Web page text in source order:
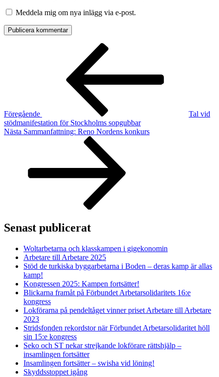
Meddela mig om nya inlägg via e-post.
Inläggsnavigering
Föregående
Tal vid
stödmanifestation för Stockholms sopgubbar
Nästa
Nästa Sammanfattning: Reno Nordens konkurs
Senast publicerat
Woltarbetarna och klasskampen i gigekonomin
Arbetare till Arbetare 2025
Stöd de turkiska byggarbetarna i Boden – deras kamp är allas
kamp!
Kongressen 2025: Kampen fortsätter!
Blickarna framåt på Förbundet Arbetarsolidaritets 16:e
kongress
Lokförarna på pendeltåget vinner priset Arbetare till Arbetare
2023
Stridsfonden rekordstor när Förbundet Arbetarsolidaritet höll
sin 15:e kongress
Seko och ST nekar strejkande lokförare rättshjälp –
insamlingen fortsätter
Insamlingen fortsätter – swisha vid löning!
Skyddsstoppet igång